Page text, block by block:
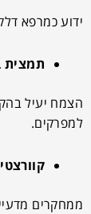
ידוע כמרפא
תמצית
הצמח יעיל
למפרקים.
ממחקרים